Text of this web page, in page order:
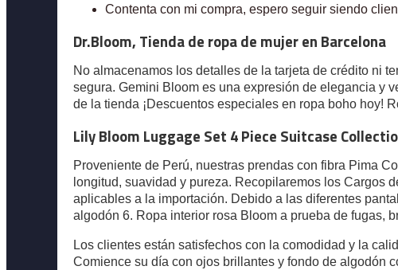
Contenta con mi compra, espero seguir siendo
Dr.Bloom, Tienda de ropa de mujer en Barcelona
No almacenamos los detalles de la tarjeta de crédito ni
segura. Gemini Bloom es una expresión de elegancia y
de la tienda ¡Descuentos especiales en ropa boho hoy!
Lily Bloom Luggage Set 4 Piece Suitcase
Proveniente de Perú, nuestras prendas con fibra Pima
longitud, suavidad y pureza. Recopilaremos los Cargos
aplicables a la importación. Debido a las diferentes
algodón 6. Ropa interior rosa Bloom a prueba de fugas,
Los clientes están satisfechos con la comodidad y la
Comience su día con ojos brillantes y fondo de algodón